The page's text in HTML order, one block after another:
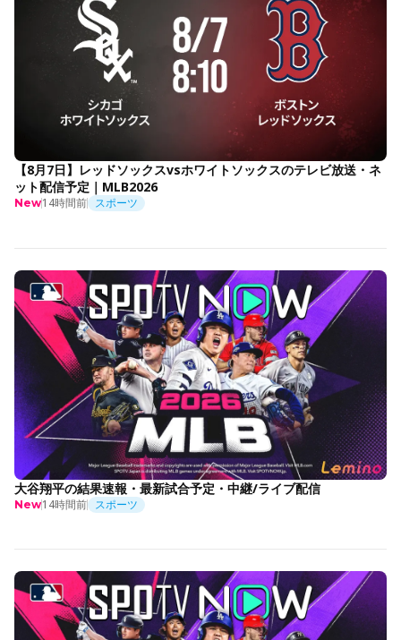
【8月7日】レッドソックスvsホワイトソックスのテレビ放送・ネ
ット配信予定｜MLB2026
New14時間前 スポーツ
大谷翔平の結果速報・最新試合予定・中継/ライブ配信
New14時間前 スポーツ